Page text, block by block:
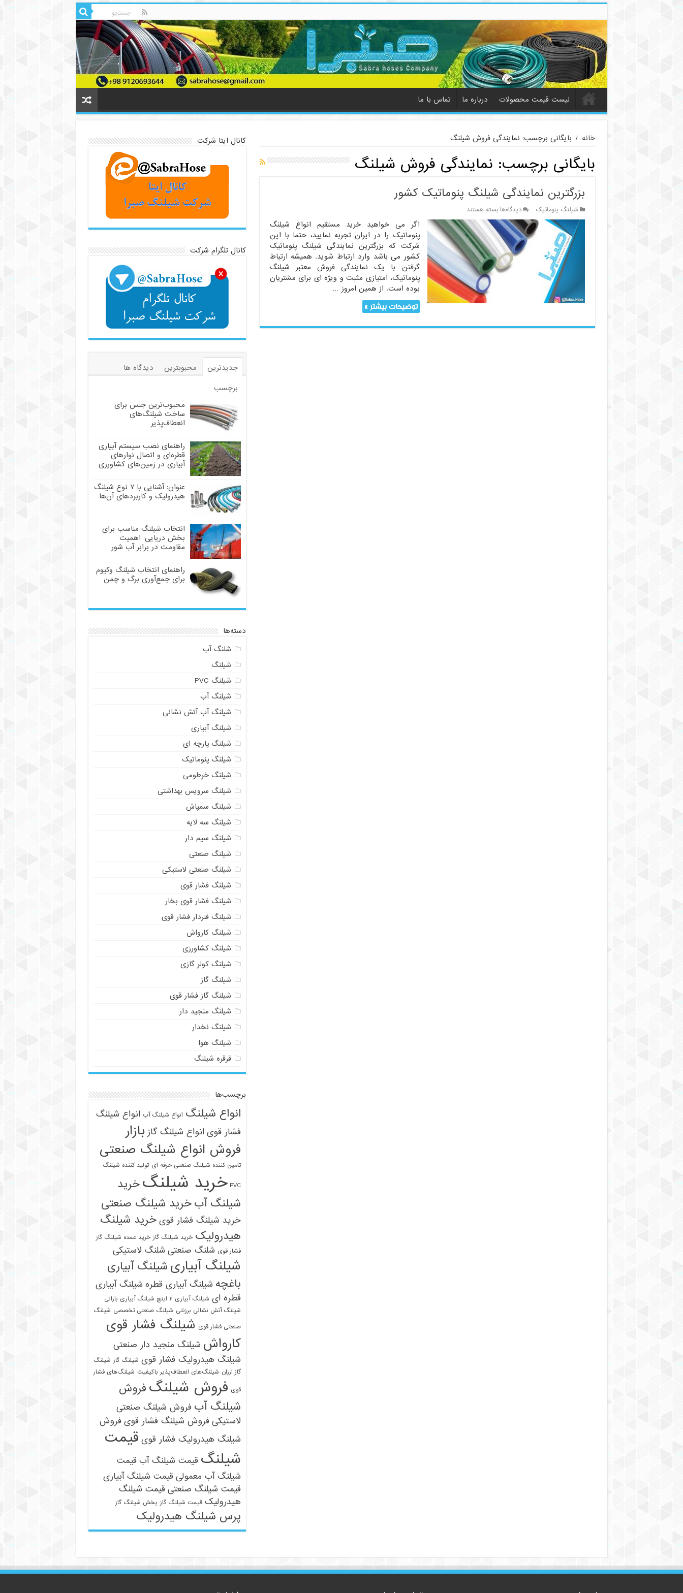
لیست قیمت محصولات درباره ما تماس با ما
خانه / بایگانی برچسب: نمایندگی فروش شیلنگ
بایگانی برچسب: نمایندگی فروش شیلنگ
بزرگترین نمایندگی شیلنگ پنوماتیک کشور
شیلنگ پنوماتیک دیدگاه‌هابرای
بزرگترین
نمایندگی
شیلنگ
پنوماتیک
کشور
بسته هستند
اگر می خواهید خرید مستقیم انواع شیلنگ
پنوماتیک را در ایران تجربه نمایید، حتما با این
شرکت که بزرگترین نمایندگی شیلنگ پنوماتیک
کشور می باشد وارد ارتباط شوید. همیشه ارتباط
گرفتن با یک نمایندگی فروش معتبر شیلنگ
پنوماتیک، امتیازی مثبت و ویژه ای برای مشتریان
بوده است. از همین امروز …
توضیحات بیشتر »
کانال ایتا شرکت
کانال تلگرام شرکت
جدیدترین محبوبترین
دیدگاه ها
برچسب
محبوب‌ترین جنس برای
ساخت شیلنگ‌های
انعطاف‌پذیر
راهنمای نصب سیستم آبیاری
قطره‌ای و اتصال نوارهای
آبیاری در زمین‌های کشاورزی
عنوان: آشنایی با ۷ نوع شیلنگ
هیدرولیک و کاربردهای آن‌ها
انتخاب شیلنگ مناسب برای
بخش دریایی: اهمیت
مقاومت در برابر آب شور
راهنمای انتخاب شیلنگ وکیوم
برای جمع‌آوری برگ و چمن
دسته‌ها
شلنگ آب
شیلنگ
شیلنگ PVC
شیلنگ آب
شیلنگ آب آتش نشانی
شیلنگ آبیاری
شیلنگ پارچه ای
شیلنگ پنوماتیک
شیلنگ خرطومی
شیلنگ سرویس بهداشتی
شیلنگ سمپاش
شیلنگ سه لایه
شیلنگ سیم دار
شیلنگ صنعتی
شیلنگ صنعتی لاستیکی
شیلنگ فشار قوی
شیلنگ فشار قوی بخار
شیلنگ فنردار فشار قوی
شیلنگ کارواش
شیلنگ کشاورزی
شیلنگ کولر گازی
شیلنگ گاز
شیلنگ گاز فشار قوی
شیلنگ منجید دار
شیلنگ نخدار
شیلنگ هوا
قرقره شیلنگ
برچسب‌ها
انواع شیلنگ انواع شیلنگ آب انواع شیلنگ
فشار قوی انواع شیلنگ گاز بازار
فروش انواع شیلنگ صنعتی
تامین کننده شیلنگ صنعتی حرفه ای تولید کننده شیلنگ
PVC خرید شیلنگ خرید
شیلنگ آب خرید شیلنگ صنعتی
خرید شیلنگ فشار قوی خرید شیلنگ
هیدرولیک خرید شیلنگ گاز خرید عمده شیلنگ گاز
فشار قوی شلنگ صنعتی شلنگ لاستیکی
شیلنگ آبیاری شیلنگ آبیاری
باغچه شیلنگ آبیاری قطره شیلنگ آبیاری
قطره ای شیلنگ آبیاری ۲ اینچ شیلنگ آبیاری بارانی
شیلنگ آتش نشانی برزنتی شیلنگ صنعتی تخصصی شیلنگ
صنعتی فشار قوی شیلنگ فشار قوی
کارواش شیلنگ منجید دار صنعتی
شیلنگ هیدرولیک فشار قوی شیلنگ گاز شیلنگ
گاز ارزان شیلنگ‌های انعطاف‌پذیر باکیفیت شیلنگ‌های فشار
قوی فروش شیلنگ فروش
شیلنگ آب فروش شیلنگ صنعتی
لاستیکی فروش شیلنگ فشار قوی فروش
شیلنگ هیدرولیک فشار قوی قیمت
شیلنگ قیمت شیلنگ آب قیمت
شیلنگ آب معمولی قیمت شیلنگ آبیاری
قیمت شیلنگ صنعتی قیمت شیلنگ
هیدرولیک قیمت شیلنگ گاز پخش شیلنگ گاز
پرس شیلنگ هیدرولیک